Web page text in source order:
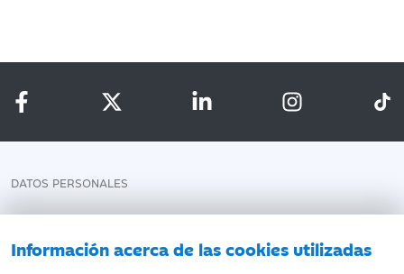
Información acerca de las cookies utilizadas
DATOS PERSONALES
AVISO LEGAL
POLÍTICA DE COOKIES